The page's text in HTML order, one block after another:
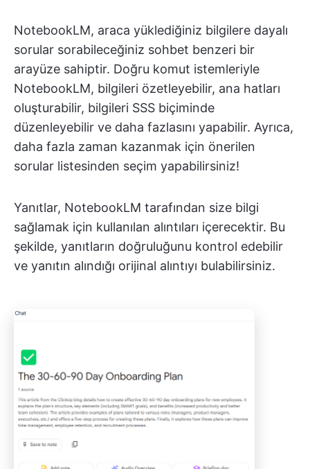
NotebookLM, araca yüklediğiniz bilgilere dayalı
sorular sorabileceğiniz sohbet benzeri bir
arayüze sahiptir. Doğru komut istemleriyle
NotebookLM, bilgileri özetleyebilir, ana hatları
oluşturabilir, bilgileri SSS biçiminde
düzenleyebilir ve daha fazlasını yapabilir. Ayrıca,
daha fazla zaman kazanmak için önerilen
sorular listesinden seçim yapabilirsiniz!
Yanıtlar, NotebookLM tarafından size bilgi
sağlamak için kullanılan alıntıları içerecektir. Bu
şekilde, yanıtların doğruluğunu kontrol edebilir
ve yanıtın alındığı orijinal alıntıyı bulabilirsiniz.